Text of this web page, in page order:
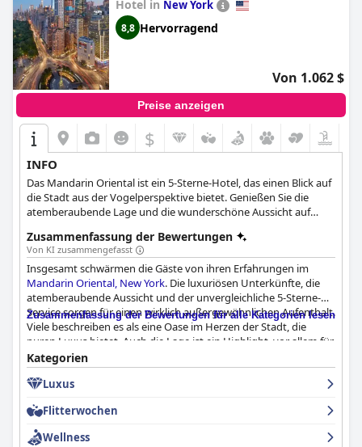
Für Familien bietet dasWestHouse Hotel New York (WestHouse
Hotel New York, an SLH Hotel)
kinderfreundliche Umgebung mit sauberen Zimmern und
familienorientierten Annehmlichkeiten. Familienzimmer und
Suiten sind verfügbar, obwohl die Verbesserung spezifischer
Familienoptionen und des Speisebereichs während des
Frühstücks das Erlebnis weiter verbessern könnte.
Schließlich bietet die erstklassige Lage des Hotels ein
pulsierendes Nachtleben, ideal für Gäste, die den Broadway und
andere abendliche Attraktionen erleben möchten.
Zusammenfassend lässt sich sagen, dass das
New York (WestHouse Hotel New York, an SLH Hotel)aufgrund
seiner zentralen Lage, der hochwertigen gastronomischen
Angebote und des freundlichen Services sehr empfehlenswert
ist und eine solide Wahl für Urlaubsreisen, Besichtigungen und
Familienurlaube darstellt.
Hotel in New York
8,8 Hervorragend
Von 1.062 $
Preise anzeigen
$
INFO
Das Mandarin Oriental ist ein 5-Sterne-Hotel, das einen Blick auf
die Stadt aus der Vogelperspektive bietet. Genießen Sie die
atemberaubende Lage und die wunderschöne Aussicht auf
und Stil.
Zusammenfassung der Bewertungen
Von KI zusammengefasst
Insgesamt schwärmen die Gäste von ihren Erfahrungen im
Mandarin Oriental, New York. Die luxuriösen Unterkünfte, die
atemberaubende Aussicht und der unvergleichliche 5-Sterne-
Service sorgen für einen wirklich außergewöhnlichen Aufenthalt.
Viele beschreiben es als eine Oase im Herzen der Stadt, die
puren Luxus bietet. Auch die Lage ist ein Highlight, vor allem für
diejenigen, die am NYC-Marathon teilnehmen. Trotz einiger
negativer Kritiken wird dieses Hotel durchweg als eines der
besten in der Stadt bewertet, mit erstklassigen Einrichtungen
Aufenthalt in NYC machen.
Zusammenfassung der Bewertungen für alle Kategorien lesen
Kategorien
Luxus
Flitterwochen
Wellness